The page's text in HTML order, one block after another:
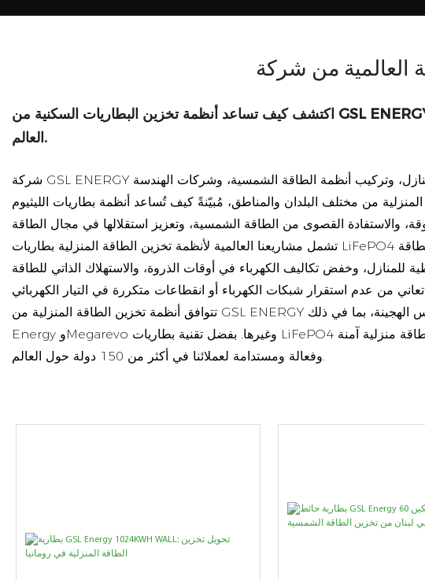
اكتشف كيف تساعد أنظمة تخزين البطاريات السكنية من GSL ENERGY أصحاب المنازل على تحقيق استقلال الطاقة، والحماية الاحتياطية، وخفض تكاليف الكهرباء في جميع أنحاء
العالم.
شركة GSL ENERGY هي شركة متخصصة في تصنيع أنظمة تخزين الطاقة المنزلية، وتُكرّس جهودها لتوفير حلول متطورة لتخزين الطاقة للمنازل، وتركيب أنظمة الطاقة الشمسية، وشركات الهندسة
من مختلف البلدان والمناطق، مُبيّنةً كيف تُساعد أنظمة بطاريات الليثيوم
تشمل مشاريعنا العالمية لأنظمة تخزين الطاقة المنزلية بطاريات LiFePO4 المثبتة على الجدران، وأنظمة تخزين الطاقة المنزلية القابلة للتكديس، وحلول تخزين الطاقة المتكاملة، وأنظمة بطاريات الطاقة
وخفض تكاليف الكهرباء في أوقات الذروة، والاستهلاك الذاتي للطاقة
تتوافق أنظمة تخزين الطاقة المنزلية من GSL ENERGY مع العديد من العلامات التجارية الرائدة لأجهزة العاكس الهجينة، بما في ذلك Deye وGrowatt وGoodWe وSolis وLuxpower وVictron
Energy وMegarevo وغيرها. بفضل تقنية بطاريات LiFePO4 عالية الأداء، وأنظمة إدارة البطاريات الذكية، وتكوينات أنظمة تخزين الطاقة القابلة للتطوير، نواصل تقديم حلول تخزين طاقة منزلية آمنة